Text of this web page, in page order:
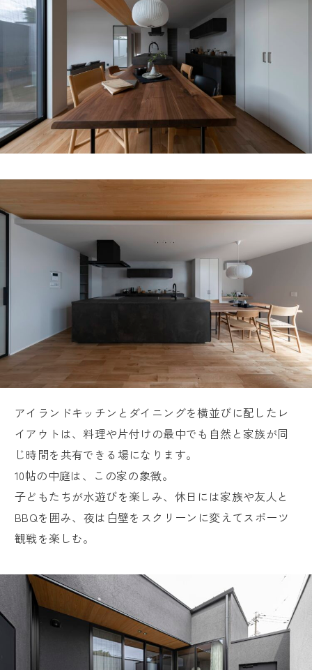
アイランドキッチンとダイニングを横並びに配したレ
イアウトは、料理や片付けの最中でも自然と家族が同
じ時間を共有できる場になります。
10帖の中庭は、この家の象徴。
子どもたちが水遊びを楽しみ、休日には家族や友人と
BBQを囲み、夜は白壁をスクリーンに変えてスポーツ
観戦を楽しむ。